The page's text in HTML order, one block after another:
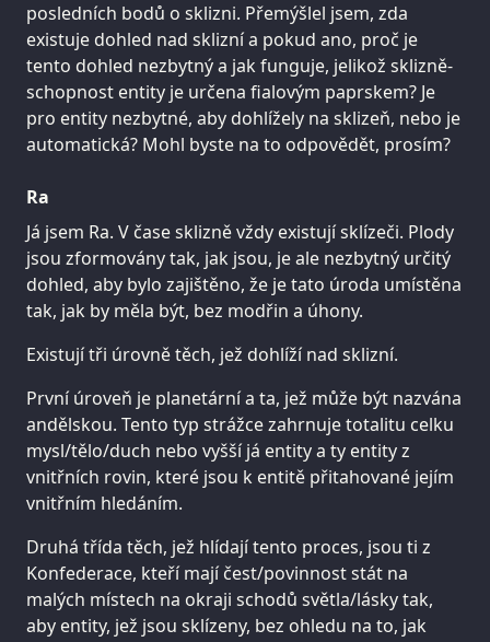
posledních bodů o sklizni. Přemýšlel jsem, zda
existuje dohled nad sklizní a pokud ano, proč je
tento dohled nezbytný a jak funguje, jelikož sklizně-
schopnost entity je určena fialovým paprskem? Je
pro entity nezbytné, aby dohlížely na sklizeň, nebo je
automatická? Mohl byste na to odpovědět, prosím?
Ra
Já jsem Ra. V čase sklizně vždy existují sklízeči. Plody
jsou zformovány tak, jak jsou, je ale nezbytný určitý
dohled, aby bylo zajištěno, že je tato úroda umístěna
tak, jak by měla být, bez modřin a úhony.
Existují tři úrovně těch, jež dohlíží nad sklizní.
První úroveň je planetární a ta, jež může být nazvána
andělskou. Tento typ strážce zahrnuje totalitu celku
mysl/tělo/duch nebo vyšší já entity a ty entity z
vnitřních rovin, které jsou k entitě přitahované jejím
vnitřním hledáním.
Druhá třída těch, jež hlídají tento proces, jsou ti z
Konfederace, kteří mají čest/povinnost stát na
malých místech na okraji schodů světla/lásky tak,
aby entity, jež jsou sklízeny, bez ohledu na to, jak